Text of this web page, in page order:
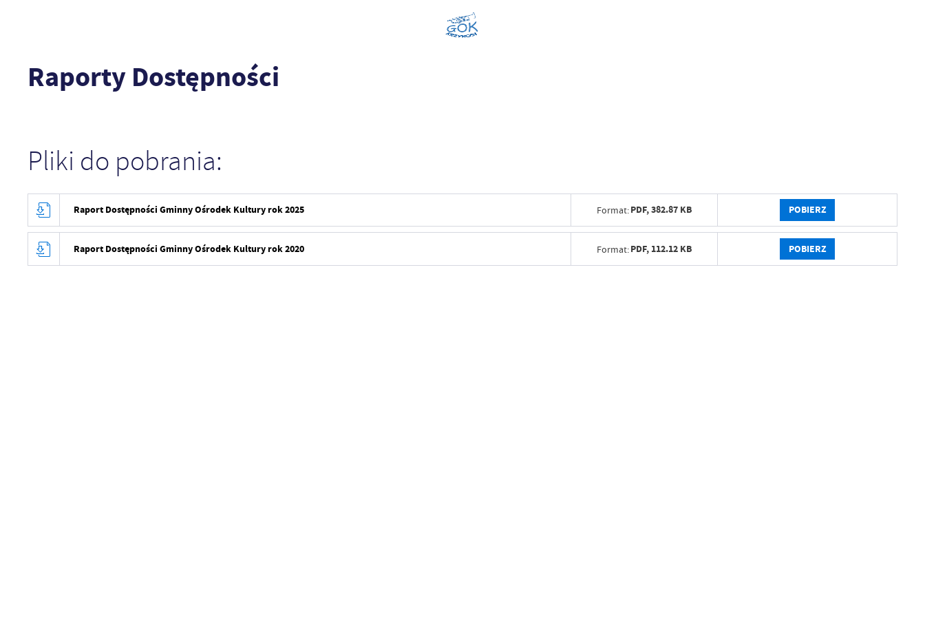
Raporty Dostępności
Pliki do pobrania:
Raport Dostępności Gminny Ośrodek Kultury rok 2025 Format:PDF,382.87 KB POBIERZ
Raport Dostępności Gminny Ośrodek Kultury rok 2020 Format:PDF, 112.12 KB POBIERZ